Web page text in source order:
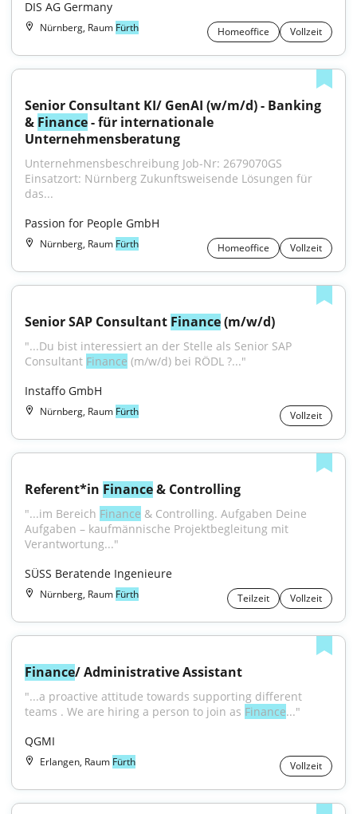
DIS AG Germany
Nürnberg, Raum Fürth Homeoffice Vollzeit
Senior Consultant KI/ GenAI (w/m/d) - Banking
& Finance - für internationale
Unternehmensberatung
Unternehmensbeschreibung Job-Nr: 2679070GS
Einsatzort: Nürnberg Zukunftsweisende Lösungen für
das...
Passion for People GmbH
Nürnberg, Raum Fürth Homeoffice Vollzeit
Senior SAP Consultant Finance (m/w/d)
"...Du bist interessiert an der Stelle als Senior SAP
Consultant Finance (m/w/d) bei RÖDL ?..."
Instaffo GmbH
Nürnberg, Raum Fürth Vollzeit
Referent*in Finance & Controlling
"...im Bereich Finance & Controlling. Aufgaben Deine
Aufgaben – kaufmännische Projektbegleitung mit
Verantwortung..."
SÜSS Beratende Ingenieure
Nürnberg, Raum Fürth Teilzeit Vollzeit
Finance/ Administrative Assistant
"...a proactive attitude towards supporting different
teams . We are hiring a person to join as Finance..."
QGMI
Erlangen, Raum Fürth Vollzeit